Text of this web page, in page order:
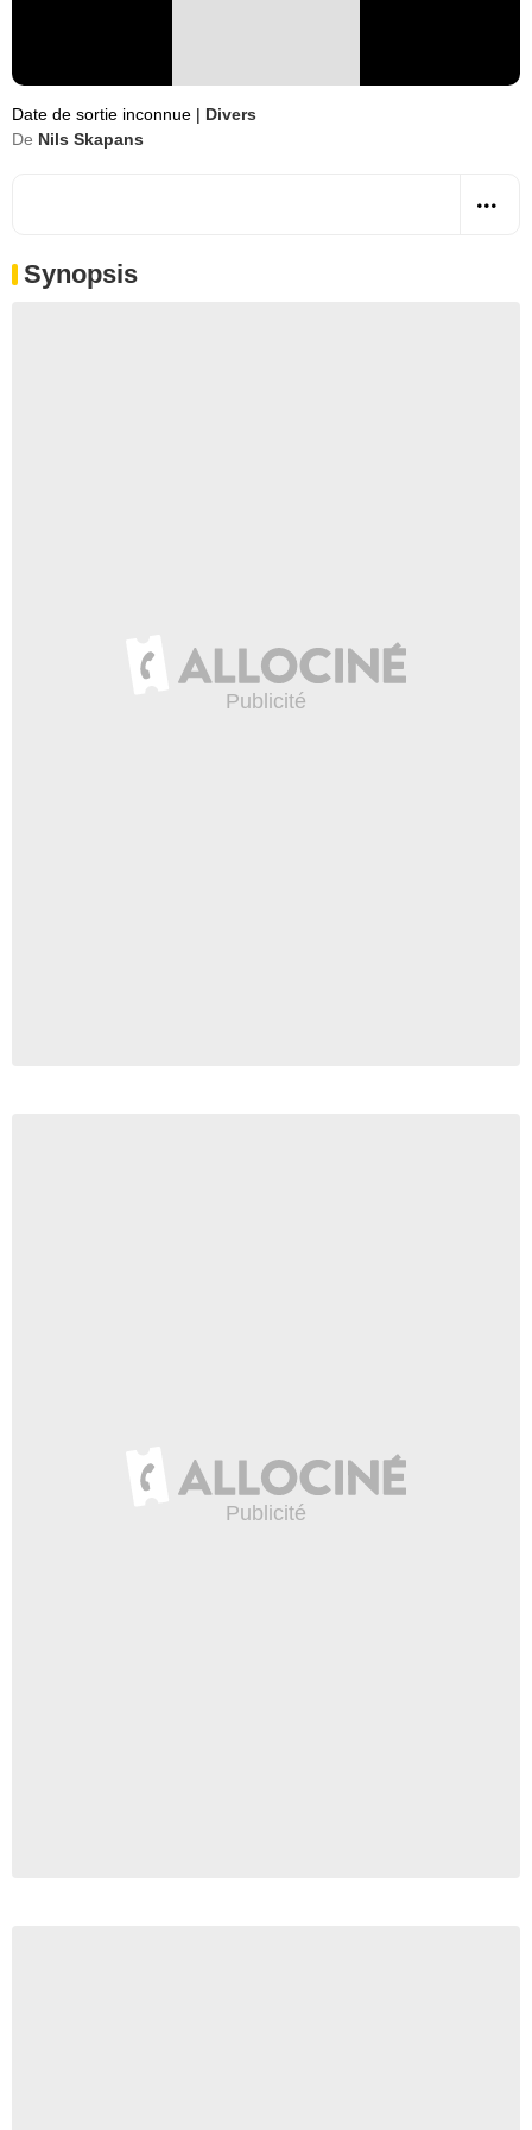
Date de sortie inconnue | Divers
De Nils Skapans
Synopsis